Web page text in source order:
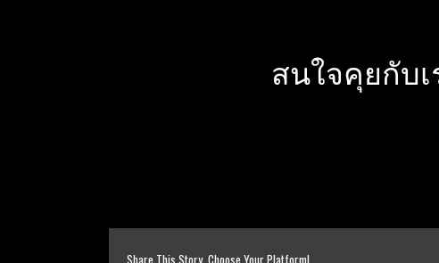
สนใจคุยกับ
Share This Story, Choose Your Platform!